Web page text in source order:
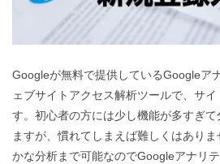
Googleが無料で提供しているGoogleア
ェブサイトアクセス解析ツールで、サ
す。初心者の方には少し機能が多すぎ
ますが、慣れてしまえば難しくはあり
かな分析まで可能なのでGoogleアナリ